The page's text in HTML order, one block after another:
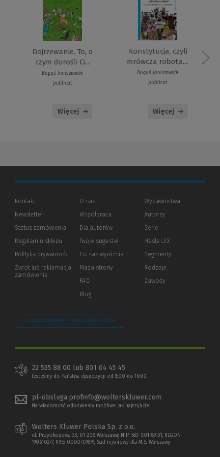
Dojrzewanie. To, o
czym dorośli Ci...
Boguś Janiszewski
publicat
Więcej
Konstytucja, czyli
mrówcza robota....
Boguś Janiszewski
publicat
Więcej
Kontakt
Newsletter
Status zamówienia
Regulamin sklepu
Polityka prywatności (Nowe
(Link
innej
Zwrot lub reklamacja
zamówienia
O nas
Współpraca
Dla autorów(Nowe
(Link
innej
Twoje sugestie
Co nas wyróżnia
Mapa strony
FAQ
Blog
Wydawnictwa
Autorzy
Serie
Hasła LEX
Segmenty
Rodzaje
Zawody
Zarządzaj preferencjami plików cookie
22 535 88 00 lub 801 04 45 45
Jesteśmy do Państwa dyspozycji od 8:00 do 16:00
pl-obsluga.profinfo@wolterskluwer.com
Na wiadomość odpowiemy możliwe jak najszybciej.
Wolters Kluwer Polska Sp. z o.o.
ul. Przyokopowa 33, 01-208 Warszawa; NIP: 583-001-89-31, REGON:
190610277, KRS: 0000709879, Sąd rejonowy dla M.S. Warszawy